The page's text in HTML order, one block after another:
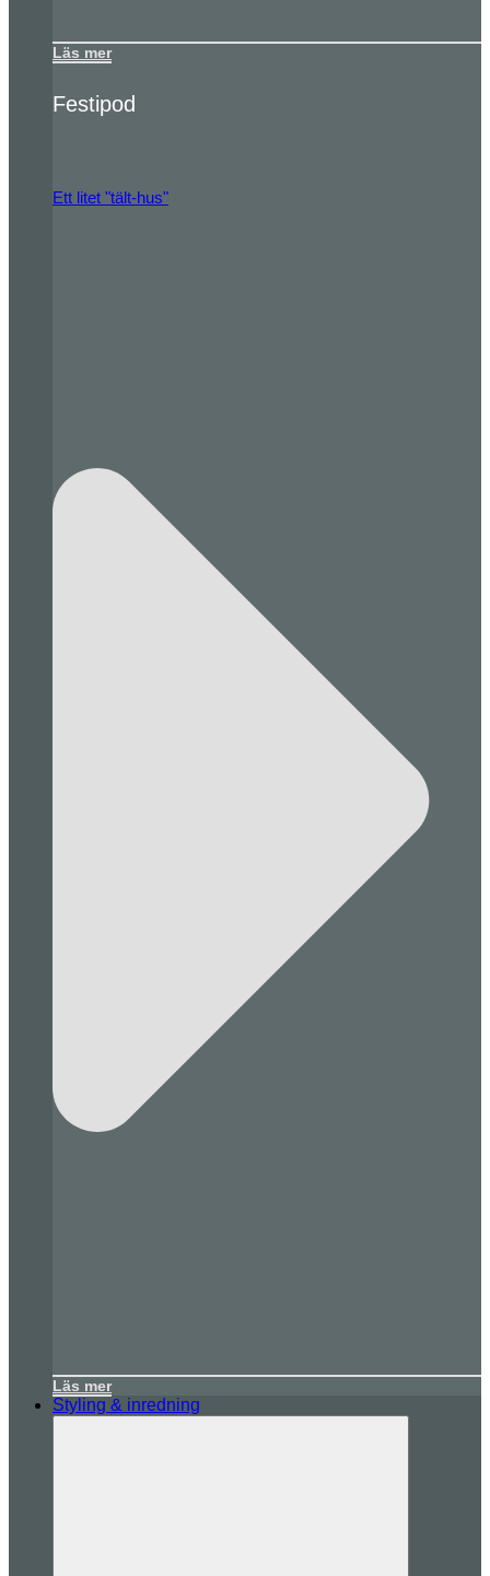
Läs mer
Festipod
Ett litet "tält-hus"
Läs mer
Styling & inredning